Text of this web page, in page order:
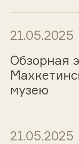
21.05.2025
Обзорная
музею
21.05.2025